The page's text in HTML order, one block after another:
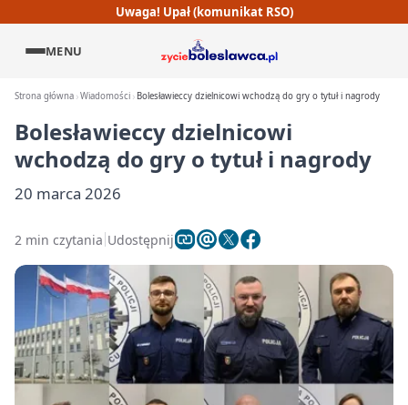
Uwaga! Upał (komunikat RSO)
MENU
Strona główna Wiadomości Bolesławieccy dzielnicowi wchodzą do gry o tytuł i nagrody
Bolesławieccy dzielnicowi
wchodzą do gry o tytuł i nagrody
20 marca 2026
2 min czytania Udostępnij